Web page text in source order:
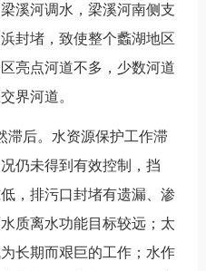
溪河调水，梁溪河南侧支
封堵，致使整个蠡湖地区
亮点河道不多，少数河道
界河道。
滞后。水资源保护工作滞
仍未得到有效控制，挡
，排污口封堵有遗漏、渗
质离水功能目标较远；太
长期而艰巨的工作；水作